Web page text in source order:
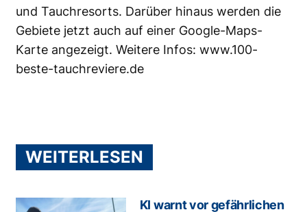
und Tauchresorts. Darüber hinaus werden die
Gebiete jetzt auch auf einer Google-Maps-
Karte angezeigt. Weitere Infos: www.100-
beste-tauchreviere.de
WEITERLESEN
KI warnt vor gefährlichen